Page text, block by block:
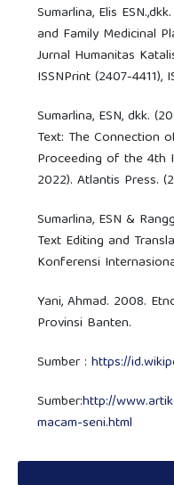
Sumarlina, Elis
and Family Medicinal
Jurnal Humanitas
ISSNPrint (2407-
Sumarlina, ESN, dkk.
Text: The Connection
Proceeding of the 4th
2022). Atlantis Press.
Sumarlina, ESN &
Text Editing and
Konferensi
Yani, Ahmad. 2008.
Provinsi Banten.
Sumber :https://
Sumber:http://
macam-seni.html